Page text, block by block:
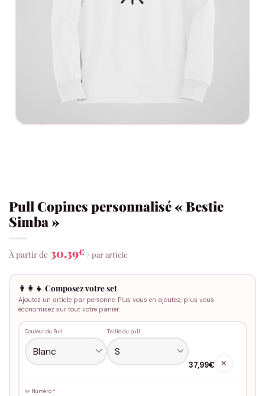
Pull Copines personnalisé « Bestie
Simba »
À partir de 30,39€ / par article
👨‍👩‍👧 Composez votre set
Ajoutez un article par personne. Plus vous en ajoutez, plus vous
économisez sur tout votre panier.
Couleur du Pull Taille du pull
37,99€ ✕
✏️ Numéro*